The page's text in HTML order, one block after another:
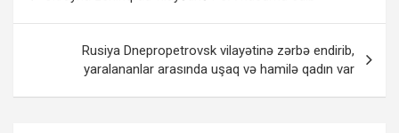
naviqasiyası
Rusiya Dnepropetrovsk vilayətinə zərbə endirib,
yaralananlar arasında uşaq və hamilə qadın var